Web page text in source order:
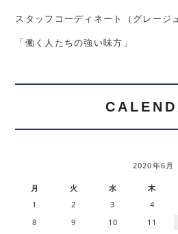
スタッフコーディネート（グレージ
「働く人たちの強い味方」
2020年6月
月 火 水 木
1 2 3 4
8
9 10 11